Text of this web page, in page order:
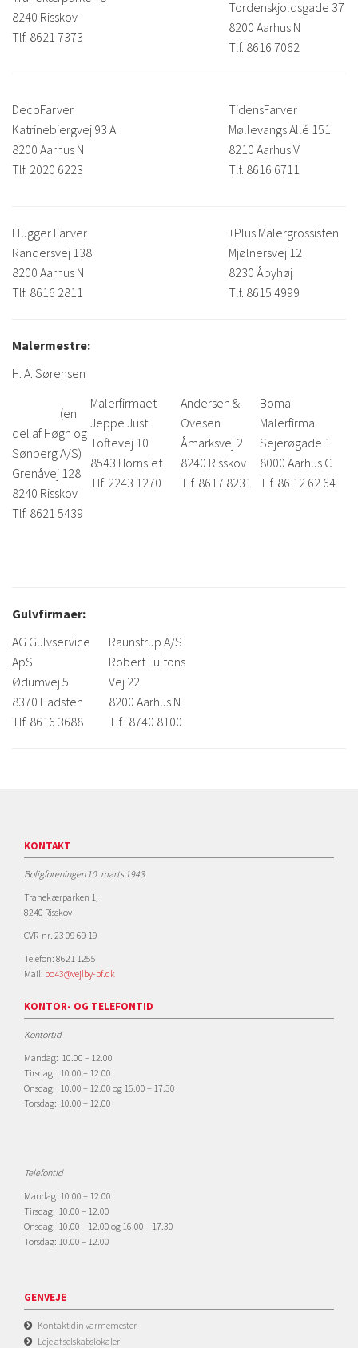
8240 Risskov
Tlf. 8621 7373
Tordenskjoldsgade 37
8200 Aarhus N
Tlf. 8616 7062
DecoFarver
Katrinebjergvej 93 A
8200 Aarhus N
Tlf. 2020 6223
TidensFarver
Møllevangs Allé 151
8210 Aarhus V
Tlf. 8616 6711
Flügger Farver
Randersvej 138
8200 Aarhus N
Tlf. 8616 2811
+Plus Malergrossisten
Mjølnersvej 12
8230 Åbyhøj
Tlf. 8615 4999
Malermestre:
H. A. Sørensen
(en
del af Høgh og
Sønberg A/S)
Grenåvej 128
8240 Risskov
Tlf. 8621 5439
Malerfirmaet
Jeppe Just
Toftevej 10
8543 Hornslet
Tlf. 2243 1270
Andersen &
Ovesen
Åmarksvej 2
8240 Risskov
Tlf. 8617 8231
Boma
Malerfirma
Sejerøgade 1
8000 Aarhus C
Tlf. 86 12 62 64
Gulvfirmaer:
AG Gulvservice
ApS
Ødumvej 5
8370 Hadsten
Tlf. 8616 3688
Raunstrup A/S
Robert Fultons
Vej 22
8200 Aarhus N
Tlf.: 8740 8100
KONTAKT
Boligforeningen 10. marts 1943
Tranekærparken 1,
8240 Risskov
CVR-nr. 23 09 69 19
Telefon: 8621 1255
Mail: bo43@vejlby-bf.dk
KONTOR- OG TELEFONTID
Kontortid
Mandag: 10.00 – 12.00
Tirsdag: 10.00 – 12.00
Onsdag: 10.00 – 12.00 og 16.00 – 17.30
Torsdag: 10.00 – 12.00
Telefontid
Mandag: 10.00 – 12.00
Tirsdag: 10.00 – 12.00
Onsdag: 10.00 – 12.00 og 16.00 – 17.30
Torsdag: 10.00 – 12.00
GENVEJE
Kontakt din varmemester
Leje af selskabslokaler